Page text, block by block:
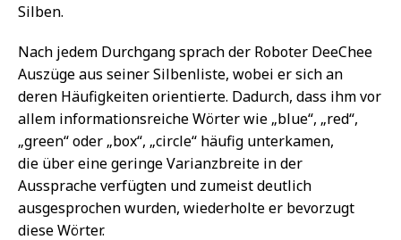
Silben.
Nach jedem Durchgang sprach der Roboter DeeChee
Auszüge aus seiner Silbenliste, wobei er sich an
deren Häufigkeiten orientierte. Dadurch, dass ihm vor
allem informationsreiche Wörter wie „blue“, „red“,
„green“ oder „box“, „circle“ häufig unterkamen,
die über eine geringe Varianzbreite in der
Aussprache verfügten und zumeist deutlich
ausgesprochen wurden, wiederholte er bevorzugt
diese Wörter.